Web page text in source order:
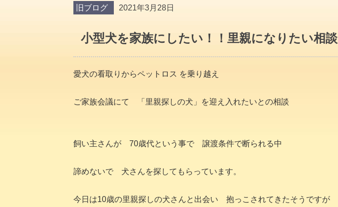
旧ブログ 2021年3月28日
小型犬を家族にしたい！！里親になりたい相談
愛犬の看取りからペットロス を乗り越え
ご家族会議にて 「里親探しの犬」を迎え入れたいとの相談
飼い主さんが 70歳代という事で 譲渡条件で断られる中
諦めないで 犬さんを探してもらっています。
今日は10歳の里親探しの犬さんと出会い 抱っこされてきたそうですが